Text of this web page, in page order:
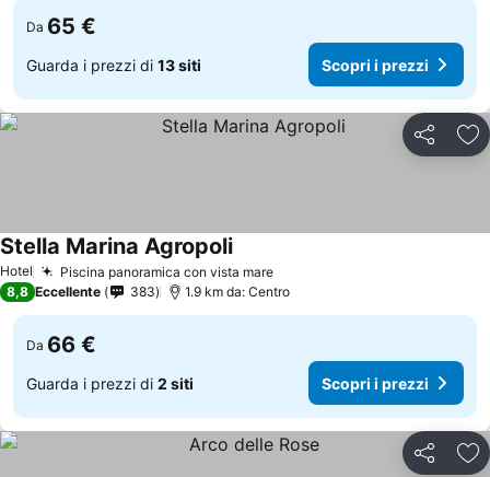
Da 65 €
Guarda i prezzi di 13 siti Scopri i prezzi
Condividi
Hotel Piscina panoramica con vista mare
Stella Marina Agropoli
8,8 Eccellente 383 1.9 km da: Centro
Da 66 €
Guarda i prezzi di 2 siti Scopri i prezzi
Condividi